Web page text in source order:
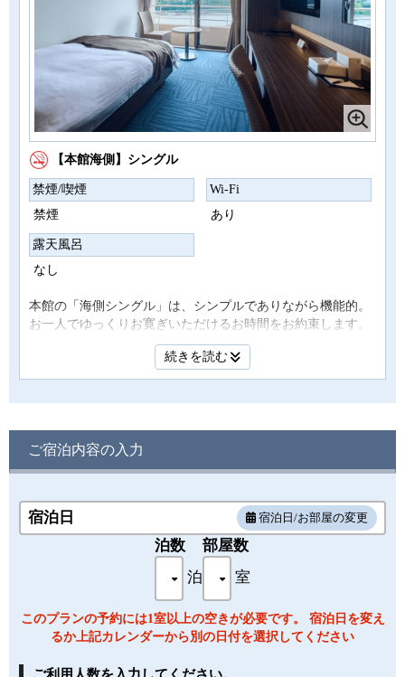
【本館海側】シングル
禁煙/喫煙
禁煙
Wi-Fi
あり
露天風呂
なし
本館の「海側シングル」は、シンプルでありながら機能的。
お一人でゆっくりお寛ぎいただけるお時間をお約束します。
シングルルームは海側です。
朝夕の美しい光景をお部屋からお楽しみ下さい。
・面積：21㎡
・定員：1名 シングルベッド（110ｃｍ×195ｃｍ）1台
・ＩＮ 15：00～ OUT ～11：00
ンス / ボディーソープ / 歯ブラシ / 髭そり
・備品・設備：ドライヤー / 液晶テレビ / 浴衣 / ポット / スリ
ッパ / 温泉洗浄トイレ / 冷蔵庫
※客室内にて多少段差がございます。客室のお湯は温泉では
ございません。予めご了承ください。
続きを読む
ご宿泊内容の入力
宿泊日 宿泊日/お部屋の変更
泊数
泊
部屋数
室
このプランの予約には1室以上の空きが必要です。 宿泊日を変え
るか上記カレンダーから別の日付を選択してください
ご利用人数を入力してください。